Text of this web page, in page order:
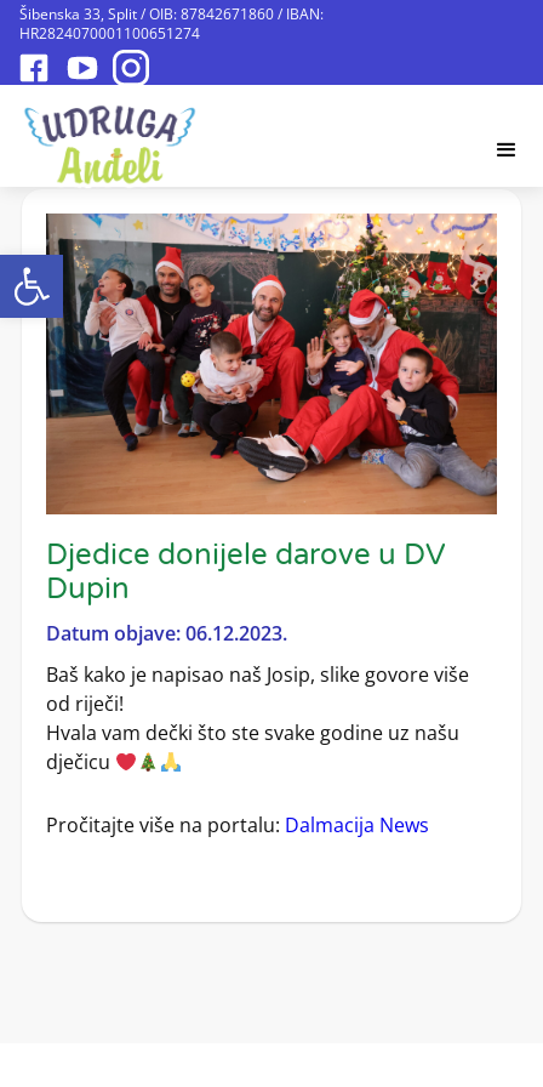
Open toolbar
Šibenska 33, Split / OIB: 87842671860 / IBAN:
HR2824070001100651274
Djedice donijele darove u DV
Dupin
Datum objave: 06.12.2023.
Baš kako je napisao naš Josip, slike govore više
od riječi!
Hvala vam dečki što ste svake godine uz našu
dječicu
Pročitajte više na portalu: Dalmacija News